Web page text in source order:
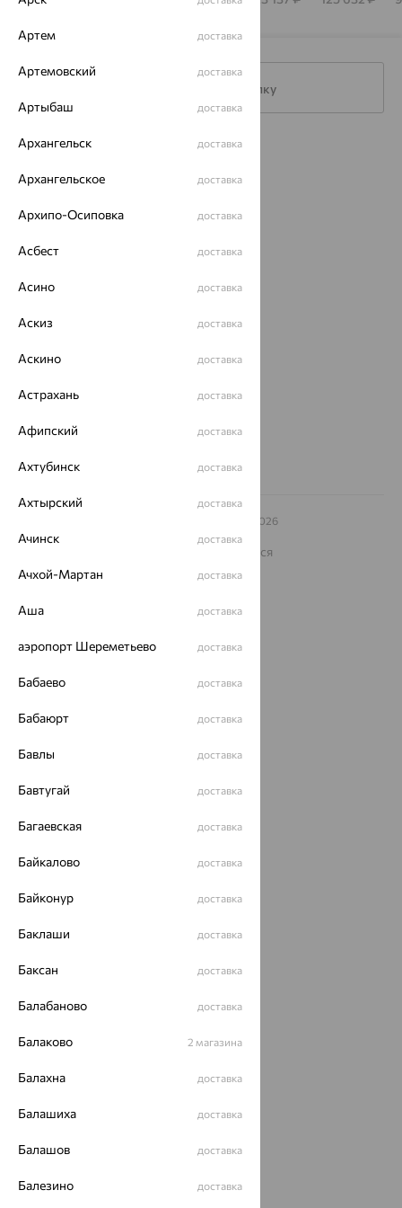
Подписаться на рассылку
Каталог
Акции
Магазины
Покупателям
О нас
Магазины и доставка
еще 3
8 (800) 250-02-30
– 2026
Архив акций
Карта сайта
На информационном ресурсе применяются
Политика конфеденциальности
Артем доставка
Артемовский доставка
Артыбаш доставка
Архангельск доставка
Архангельское доставка
Архипо-Осиповка доставка
Асбест доставка
Асино доставка
Аскиз доставка
Аскино доставка
Астрахань доставка
Афипский доставка
Ахтубинск доставка
Ахтырский доставка
Ачинск доставка
Ачхой-Мартан доставка
Аша доставка
аэропорт Шереметьево доставка
Бабаево доставка
Бабаюрт доставка
Бавлы доставка
Бавтугай доставка
Багаевская доставка
Байкалово доставка
Байконур доставка
Баклаши доставка
Баксан доставка
Балабаново доставка
Балаково 2 магазина
Балахна доставка
Балашиха доставка
Балашов доставка
Балезино доставка